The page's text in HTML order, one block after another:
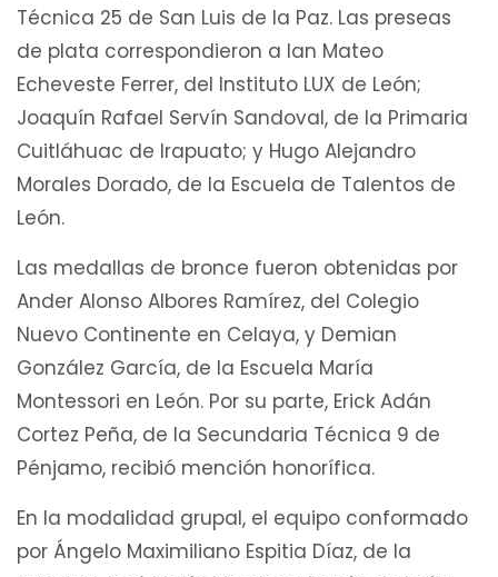
Técnica 25 de San Luis de la Paz. Las preseas
de plata correspondieron a Ian Mateo
Echeveste Ferrer, del Instituto LUX de León;
Joaquín Rafael Servín Sandoval, de la Primaria
Cuitláhuac de Irapuato; y Hugo Alejandro
Morales Dorado, de la Escuela de Talentos de
León.
Las medallas de bronce fueron obtenidas por
Ander Alonso Albores Ramírez, del Colegio
Nuevo Continente en Celaya, y Demian
González García, de la Escuela María
Montessori en León. Por su parte, Erick Adán
Cortez Peña, de la Secundaria Técnica 9 de
Pénjamo, recibió mención honorífica.
En la modalidad grupal, el equipo conformado
por Ángelo Maximiliano Espitia Díaz, de la